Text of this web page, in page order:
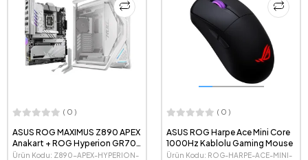
( 0 )
ASUS ROG MAXIMUS Z890 APEX
Anakart + ROG Hyperion GR701
Beyaz Kasa Bundle
Ürün Kodu: Z890-APEX-HYPERION-
( 0 )
ASUS ROG Harpe Ace Mini Core
1000Hz Kablolu Gaming Mouse
Ürün Kodu: ROG-HARPE-ACE-MINI-